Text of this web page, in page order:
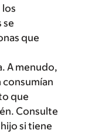
los
se
que
A menudo,
consumían
que
Consulte
si tiene